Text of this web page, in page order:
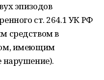
эпизодов
ст. 264.1 УК РФ
средством в
имеющим
нарушение).